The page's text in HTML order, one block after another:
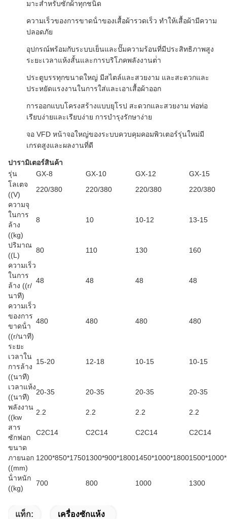
มาะสําหรับซักผ้าทุกชนิด
ความเร็วของการขาดน้ําของเสื้อผ้ารวดเร็ว ทําให้เสื้อผ้ามีความ
ปลอดภัย
อุปกรณ์พร้อมกับระบบเย็นและปั๊มความร้อนที่มีประสิทธิภาพสูง
ระยะเวลาแห้งสั้นและการบริโภคพลังงานต่ํา
ประตูบรรทุกขนาดใหญ่ มีสไตล์และสวยงาม และสะดวกและ
ประหยัดแรงงานในการใส่และเอาเสื้อผ้าออก
การออกแบบโครงสร้างแบบยุโรป สะดวกและสวยงาม ท่อท่อ
เรียบง่ายและเรียบง่าย การบํารุงรักษาง่าย
จอ VFD หน้าจอใหญ่ของระบบควบคุมคอมพิวเตอร์รุ่นใหม่มี
เกรดสูงและผลงานที่ดี
ปารามิเตอร์สินค้า
รุ่น
GX-8 GX-10 GX-12
GX-15
โลเตจ
((V)
220/380 220/380 220/380
220/380
ความจุ
ในการ
ล้าง
((kg)
8 10 10-12 13-15
ปริมาณ
((L)
80 110 130
160
ความเร็ว
ในการ
ล้าง ((r/
นาที)
48 48 48 48
ความเร็ว
ของการ
ขาดน้ํา
((r/นาที)
480 480 480 480
ระยะ
เวลาใน
การล้าง
((นาที)
15-20 12-18 10-15 10-15
เวลาแห้ง
((นาที)
20-35 20-35 20-35
20-35
พลังงาน
((kw
2.2 2.2 2.2
2.2
สาร
ซักฟอก
C2C14 C2C14 C2C14
C2C14
ขนาด
ภายนอก
((mm)
1200*850*17501300*900*18001450*1000*1800
น้ําหนัก
((kg)
700 800 1000 1300
แท็ก: เครื่องซักแห้ง